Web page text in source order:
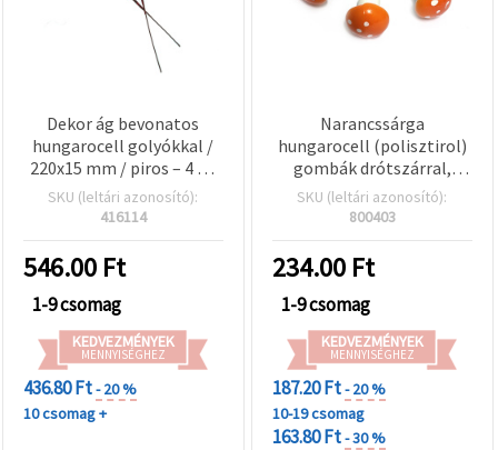
Dekor ág bevonatos
hungarocell golyókkal /
220x15 mm / piros – 4 db
(hobby, kreatív kellék)
SKU (leltári azonosító):
416114
546.00 Ft
1-9 csomag
KEDVEZMÉNYEK
MENNYISÉGHEZ
436.80 Ft- 20 %
10 csomag +
Narancssárga
hungarocell (polisztirol)
gombák drótszárral,
20x15 mm – 10 db,
kézműves projektekhez,
koszorúkhoz és ünnepi
dekorációhoz
SKU (leltári azonosító):
800403
234.00 Ft
1-9 csomag
KEDVEZMÉNYEK
MENNYISÉGHEZ
187.20 Ft- 20 %
10-19 csomag
163.80 Ft- 30 %